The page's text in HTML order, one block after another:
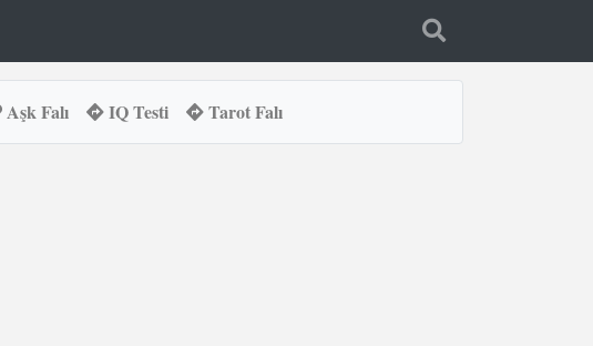
Aşk Falı IQ Testi Tarot Falı